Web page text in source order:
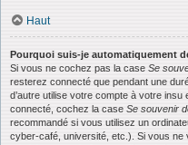
Haut
Pourquoi suis-je automatiquement
Si vous ne cochez pas la case Se
resterez connecté que pendant une
d’autre utilise votre compte à votre
connecté, cochez la case Se souvenir
recommandé si vous utilisez un
cyber-café, université, etc.). Si vous ne